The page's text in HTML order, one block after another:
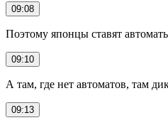
09:08
Поэтому японцы ставят
09:10
А там, где нет автоматов, там
09:13